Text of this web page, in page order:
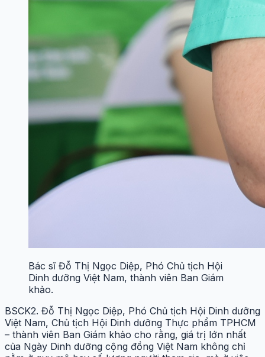
Bác sĩ Đỗ Thị Ngọc Diệp, Phó Chủ tịch Hội
Dinh dưỡng Việt Nam, thành viên Ban Giám
khảo.
BSCK2. Đỗ Thị Ngọc Diệp, Phó Chủ tịch Hội Dinh dưỡng
Việt Nam, Chủ tịch Hội Dinh dưỡng Thực phẩm TPHCM
– thành viên Ban Giám khảo cho rằng, giá trị lớn nhất
của Ngày Dinh dưỡng cộng đồng Việt Nam không chỉ